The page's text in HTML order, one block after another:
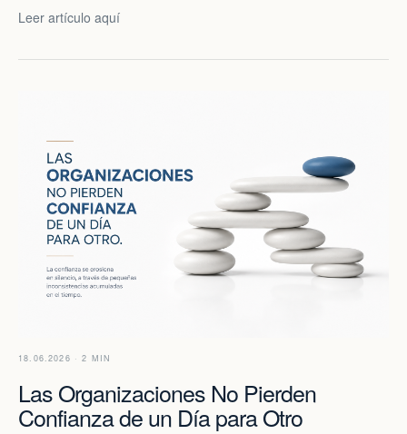
Leer artículo aquí
18.06.2026 · 2 MIN
Las Organizaciones No Pierden
Confianza de un Día para Otro